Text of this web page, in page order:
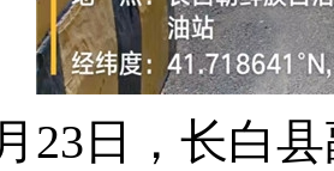
23日，长白县